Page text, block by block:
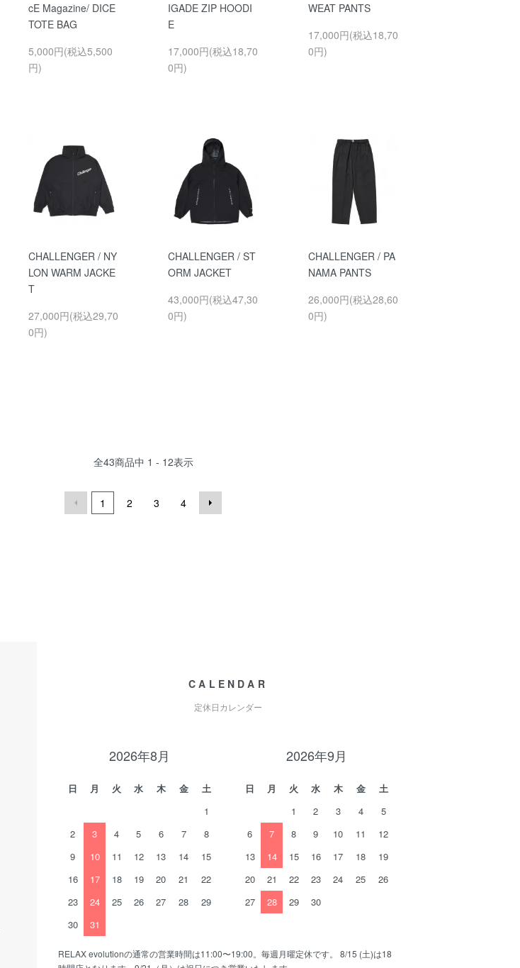
cE Magazine/ DICE
TOTE BAG
5,000円(税込5,500
円)
IGADE ZIP HOODI
E
17,000円(税込18,70
0円)
WEAT PANTS
17,000円(税込18,70
0円)
CHALLENGER / NY
LON WARM JACKE
T
27,000円(税込29,70
0円)
CHALLENGER / ST
ORM JACKET
43,000円(税込47,30
0円)
CHALLENGER / PA
NAMA PANTS
26,000円(税込28,60
0円)
全43商品中 1 - 12表示
1 2 3 4
CALENDAR
定休日カレンダー
2026年8月
日 月 火 水 木 金
土
1
2
3 4 5 6 7
8
9
10 11 12 13 14
15
16
17 18 19 20 21
22
23
24 25 26 27 28
29
30
31
2026年9月
日 月 火 水 木 金
土
1
2 3 4
5
6
7 8 9 10 11
12
13
14 15 16 17 18
19
20
21 22 23 24 25
26
27
28 29 30
RELAX evolutionの通常の営業時間は11:00〜19:00。毎週月曜定休です。 8/15 (土)は18